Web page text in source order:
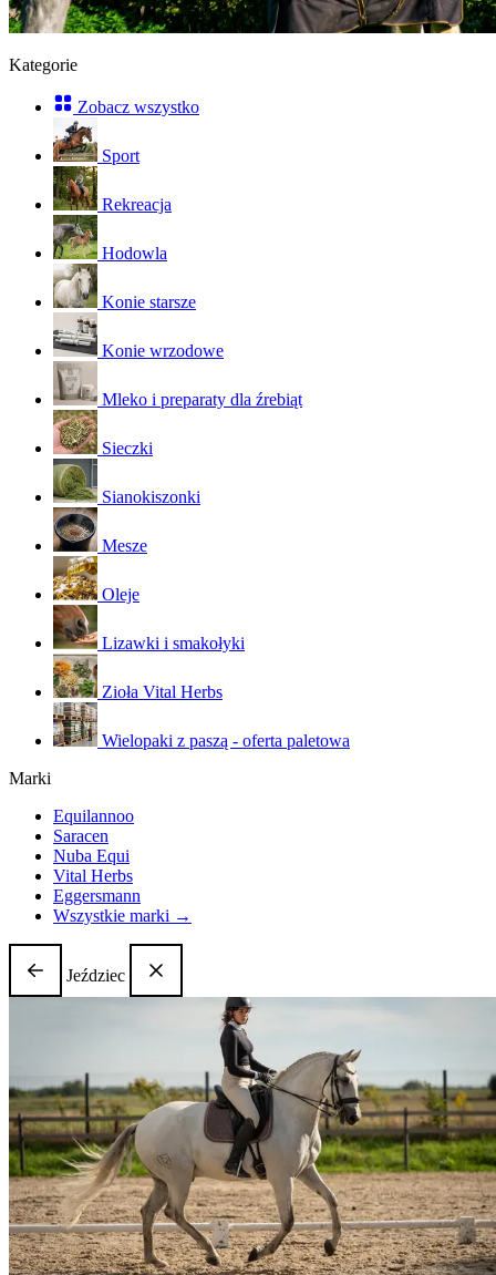
Kategorie
Zobacz wszystko
Sport
Rekreacja
Hodowla
Konie starsze
Konie wrzodowe
Mleko i preparaty dla źrebiąt
Sieczki
Sianokiszonki
Mesze
Oleje
Lizawki i smakołyki
Zioła Vital Herbs
Wielopaki z paszą - oferta paletowa
Marki
Equilannoo
Saracen
Nuba Equi
Vital Herbs
Eggersmann
Wszystkie marki →
Jeździec